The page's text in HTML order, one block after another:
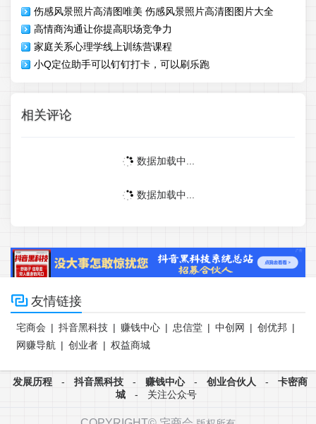
伤感风景照片高清图唯美 伤感风景照片高清图图片大全
高情商沟通让你提高职场竞争力
家庭关系心理学线上训练营课程
小Q定位助手可以钉钉打卡，可以刷乐跑
相关评论
数据加载中...
数据加载中...
 友情链接
宅商会 | 抖音黑科技 | 赚钱中心 | 忠信堂 | 中创网 | 创优邦 |
网赚导航 | 创业者 | 权益商城
发展历程 - 抖音黑科技 - 赚钱中心 - 创业合伙人 -
卡密商
城
- 关注公众号